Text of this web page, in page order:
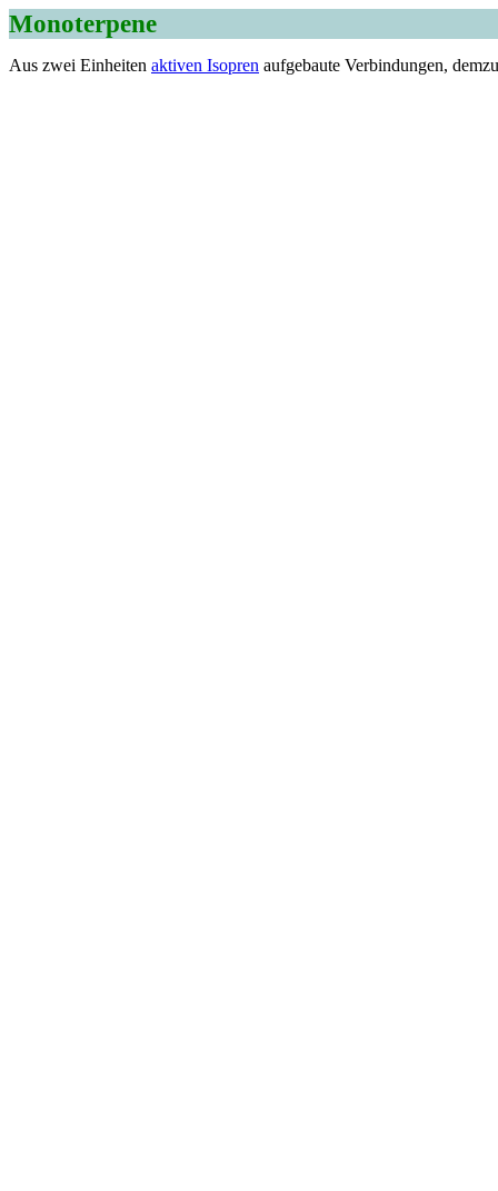
Monoterpene
Aus zwei Einheiten aktiven Isopren aufgebaute Verbindungen,